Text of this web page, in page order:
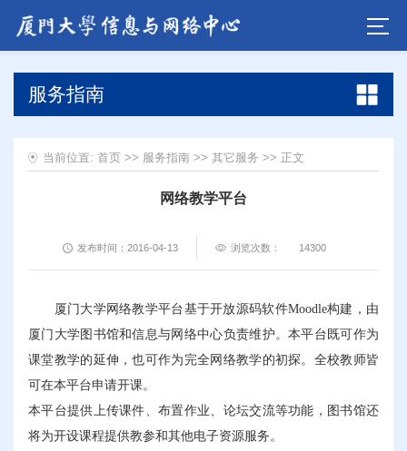
服务指南
当前位置: 首页 >> 服务指南 >> 其它服务 >> 正文
网络教学平台
发布时间：2016-04-13 浏览次数： 14300
厦门大学网络教学平台基于开放源码软件Moodle构建，由
厦门大学图书馆和信息与网络中心负责维护。本平台既可作为
课堂教学的延伸，也可作为完全网络教学的初探。全校教师皆
可在本平台申请开课。
本平台提供上传课件、布置作业、论坛交流等功能，图书馆还
将为开设课程提供教参和其他电子资源服务。